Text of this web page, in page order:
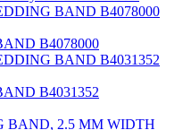
B4078000
B4031352